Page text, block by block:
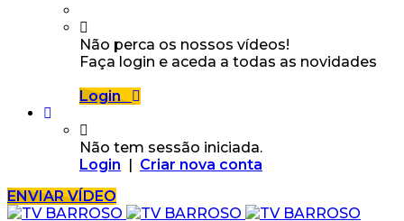
Não perca os nossos vídeos!
Faça login e aceda a todas as novidades
Login
Não tem sessão iniciada.
Login | Criar nova conta
ENVIAR VÍDEO